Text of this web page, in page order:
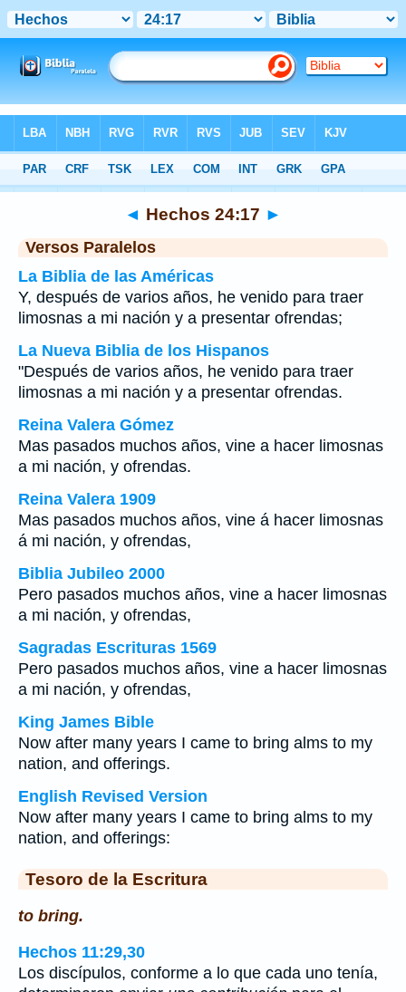
>Hechos Capítulo 24 > Verso 17
◄ Hechos 24:17 ►
Versos Paralelos
La Biblia de las Américas
Y, después de varios años, he venido para traer
limosnas a mi nación y a presentar ofrendas;
La Nueva Biblia de los Hispanos
"Después de varios años, he venido para traer
limosnas a mi nación y a presentar ofrendas.
Reina Valera Gómez
Mas pasados muchos años, vine a hacer limosnas
a mi nación, y ofrendas.
Reina Valera 1909
Mas pasados muchos años, vine á hacer limosnas
á mi nación, y ofrendas,
Biblia Jubileo 2000
Pero pasados muchos años, vine a hacer limosnas
a mi nación, y ofrendas,
Sagradas Escrituras 1569
Pero pasados muchos años, vine a hacer limosnas
a mi nación, y ofrendas,
King James Bible
Now after many years I came to bring alms to my
nation, and offerings.
English Revised Version
Now after many years I came to bring alms to my
nation, and offerings:
Tesoro de la Escritura
to bring.
Hechos 11:29,30
Los discípulos, conforme a lo que cada uno tenía,